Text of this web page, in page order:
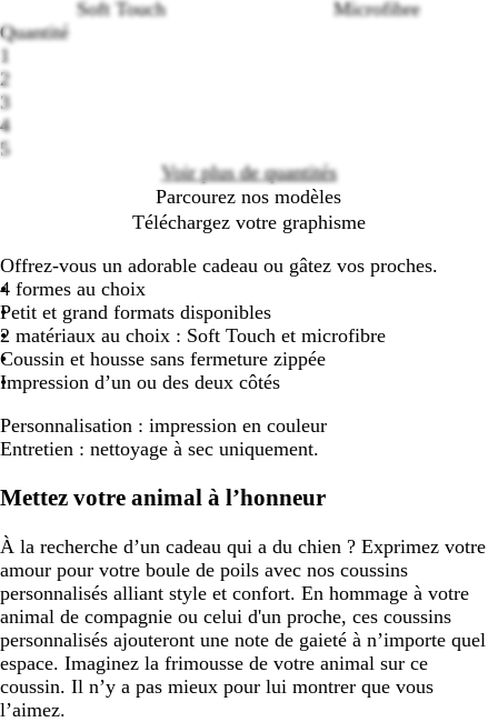
Soft Touch
Microfibre
Quantité
1
2
3
4
5
Voir plus de quantités
Parcourez nos modèles
Téléchargez votre graphisme
Offrez-vous un adorable cadeau ou gâtez vos proches.
4 formes au choix
Petit et grand formats disponibles
2 matériaux au choix : Soft Touch et microfibre
Coussin et housse sans fermeture zippée
Impression d’un ou des deux côtés
Personnalisation : impression en couleur
Entretien : nettoyage à sec uniquement.
Mettez votre animal à l’honneur
À la recherche d’un cadeau qui a du chien ? Exprimez votre
amour pour votre boule de poils avec nos coussins
personnalisés alliant style et confort. En hommage à votre
animal de compagnie ou celui d'un proche, ces coussins
personnalisés ajouteront une note de gaieté à n’importe quel
espace. Imaginez la frimousse de votre animal sur ce
coussin. Il n’y a pas mieux pour lui montrer que vous
l’aimez.